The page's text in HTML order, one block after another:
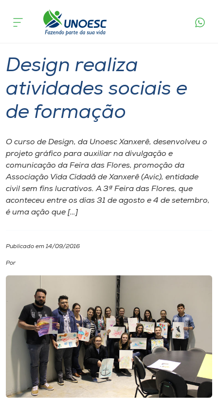
Cursos
Pesquisa
Atendimento ao Estudante
Portal de Ensino
A
Unoesc
Internacionalização
Cultura
CPA
Biblioteca
Editora
acontece
Design realiza
atividades sociais e
de formação
O curso de Design, da Unoesc Xanxerê, desenvolveu o
projeto gráfico para auxiliar na divulgação e
comunicação da Feira das Flores, promoção da
Associação Vida Cidadã de Xanxerê (Avic), entidade
civil sem fins lucrativos. A 3ª Feira das Flores, que
aconteceu entre os dias 31 de agosto e 4 de setembro,
é uma ação que […]
Publicado em 14/09/2016
Por